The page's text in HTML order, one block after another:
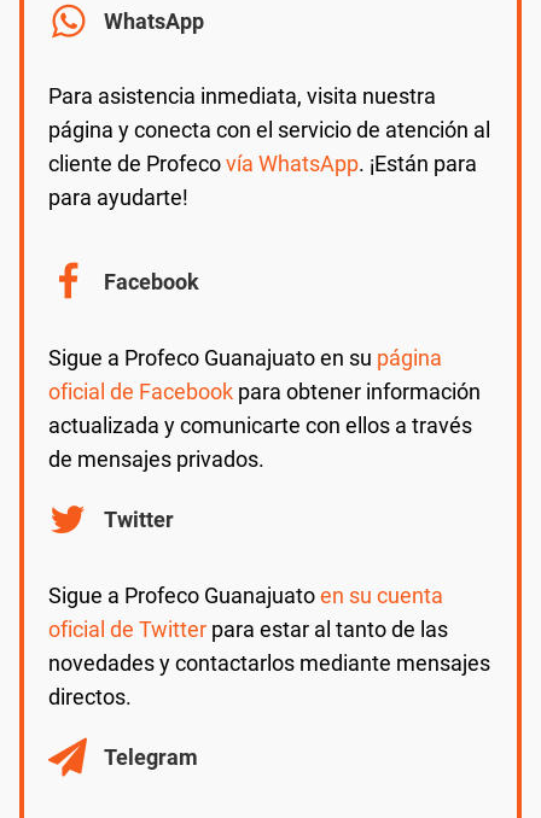
WhatsApp
Para asistencia inmediata, visita nuestra
página y conecta con el servicio de atención al
cliente de Profecovía WhatsApp. ¡Están para
para ayudarte!
Facebook
Sigue a Profeco Guanajuato en su página
oficial de Facebook para obtener información
actualizada y comunicarte con ellos a través
de mensajes privados.
Twitter
Sigue a Profeco Guanajuatoen su cuenta
oficial de Twitter para estar al tanto de las
novedades y contactarlos mediante mensajes
directos.
Telegram